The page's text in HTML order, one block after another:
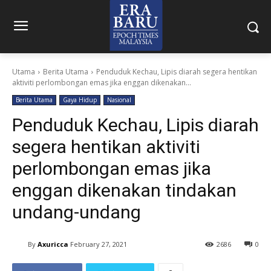
Utama Berita Utama
Penduduk Kechau, Lipis diarah segera hentikan
aktiviti perlombongan emas jika enggan dikenakan...
Berita Utama Gaya Hidup Nasional
Penduduk Kechau, Lipis diarah
segera hentikan aktiviti
perlombongan emas jika
enggan dikenakan tindakan
undang-undang
By Axuricca February 27, 2021 0
2686